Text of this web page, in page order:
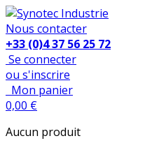
Nous contacter
+33 (0)4 37 56 25 72
Se connecter
ou s'inscrire
Mon panier
0,00 €
Aucun produit